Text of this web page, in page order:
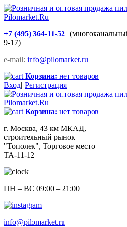
+7 (495) 364-11-52
9-17)
e-mail: info@pilomarket.ru
Корзина: нет товаров
Вход| Регистрация
Корзина: нет товаров
г. Москва, 43 км МКАД,
строительный рынок
"Тополек", Торговое место
ТА-11-12
ПН – ВС 09:00 – 21:00
info@pilomarket.ru